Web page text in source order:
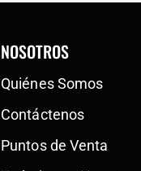
NOSOTROS
Quiénes Somos
Contáctenos
Puntos de Venta